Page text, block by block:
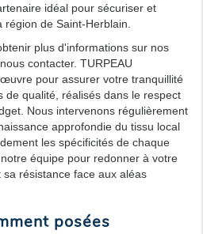
idéal pour sécuriser et
de Saint-Herblain.
plus d'informations sur nos
contacter. TURPEAU
pour assurer votre tranquillité
de qualité, réalisés dans le respect
Nous intervenons régulièrement
approfondie du tissu local
les spécificités de chaque
équipe pour redonner à votre
résistance face aux aléas
posées